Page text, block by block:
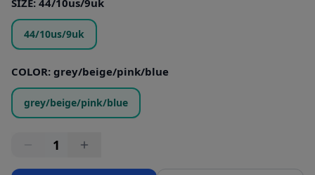
44/10us/9uk
COLOR: grey/beige/pink/blue
grey/beige/pink/blue
1